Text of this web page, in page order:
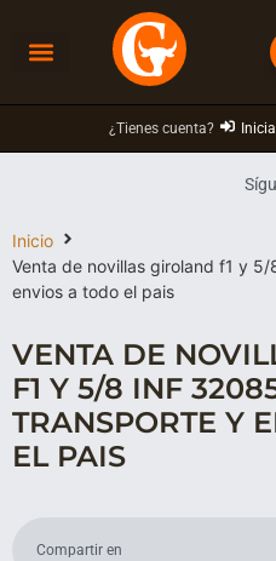
¿Tienes cuenta?
Inicio
Venta de novillas giroland f1 y
envios a todo el pais
VENTA DE
F1 Y 5/8 INF
TRANSPORTE Y
EL PAIS
Compartir en